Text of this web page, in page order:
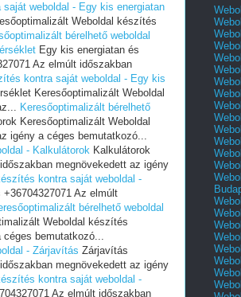
weboldal - Egy kis energiatan
Weboldal készítés
bérelhető weboldal
Egy kis energiatan és
Az elmúlt időszakban
kontra saját weboldal - Egy kis
Keresőoptimalizált Weboldal
Keresőoptimalizált bérelhető
Keresőoptimalizált Weboldal
igény a céges bemutatkozó...
- Kalkulátorok Kalkulátorok
megnövekedett az igény
kontra saját weboldal -
Az elmúlt
bérelhető weboldal
Weboldal készítés
céges bemutatkozó...
- Zárjavítás Zárjavítás
megnövekedett az igény
kontra saját weboldal -
Az elmúlt időszakban